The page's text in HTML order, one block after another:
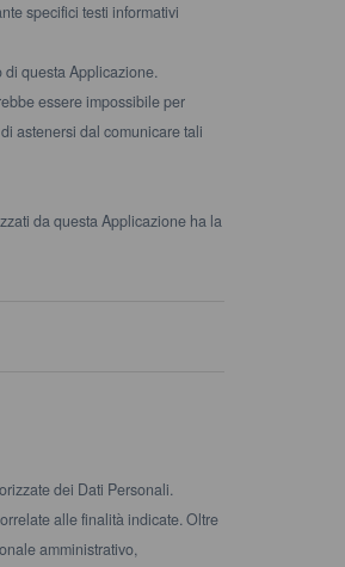
specifici testi informativi
di questa Applicazione.
essere impossibile per
astenersi dal comunicare tali
da questa Applicazione ha la
dei Dati Personali.
alle finalità indicate. Oltre
amministrativo,